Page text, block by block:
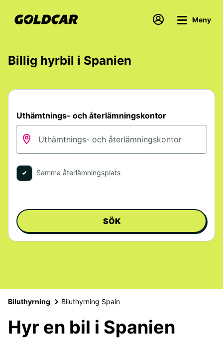
Meny
Billig hyrbil i Spanien
Uthämtnings- och återlämningskontor
Samma återlämningsplats
SÖK
Biluthyrning Biluthyrning Spain
Hyr en bil i Spanien